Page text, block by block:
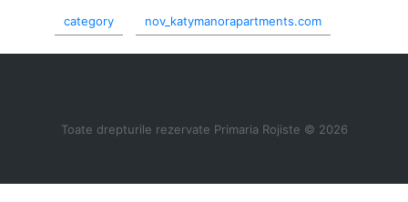
category nov_katymanorapartments.com
Toate drepturile rezervate Primaria Rojiste © 2026